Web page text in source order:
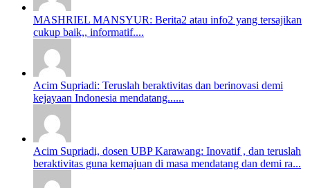
MASHRIEL MANSYUR: Berita2 atau info2 yang tersajikan
cukup baik,, informatif....
Acim Supriadi: Teruslah beraktivitas dan berinovasi demi
kejayaan Indonesia mendatang......
Acim Supriadi, dosen UBP Karawang: Inovatif , dan teruslah
beraktivitas guna kemajuan di masa mendatang dan demi ra...